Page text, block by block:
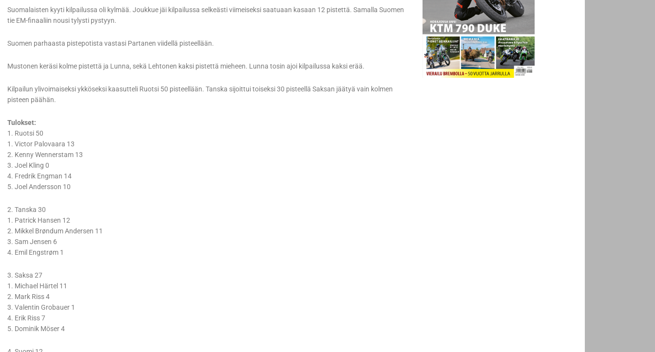
Suomalaisten kyyti kilpailussa oli kylmää. Joukkue jäi kilpailussa selkeästi viimeiseksi saatuaan kasaan 12 pistettä. Samalla Suomen
tie EM-finaaliin nousi tylysti pystyyn.
Suomen parhaasta pistepotista vastasi Partanen viidellä pisteellään.
Mustonen keräsi kolme pistettä ja Lunna, sekä Lehtonen kaksi pistettä mieheen. Lunna tosin ajoi kilpailussa kaksi erää.
Kilpailun ylivoimaiseksi ykköseksi kaasutteli Ruotsi 50 pisteellään. Tanska sijoittui toiseksi 30 pisteellä Saksan jäätyä vain kolmen
pisteen päähän.
Tulokset:
1. Ruotsi 50
1. Victor Palovaara 13
2. Kenny Wennerstam 13
3. Joel Kling 0
4. Fredrik Engman 14
5. Joel Andersson 10
2. Tanska 30
1. Patrick Hansen 12
2. Mikkel Brøndum Andersen 11
3. Sam Jensen 6
4. Emil Engstrøm 1
3. Saksa 27
1. Michael Härtel 11
2. Mark Riss 4
3. Valentin Grobauer 1
4. Erik Riss 7
5. Dominik Möser 4